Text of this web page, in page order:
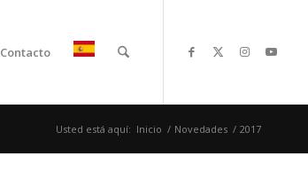
Contacto
Usted está aquí: Inicio / Novedades / 2017